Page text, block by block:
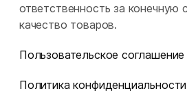
ответственность за конечную
качество товаров.
Пользовательское соглашение
Политика конфиденциальности